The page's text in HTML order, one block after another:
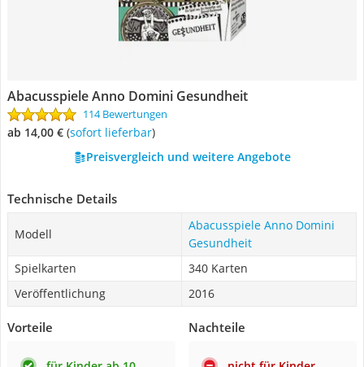
Abacusspiele Anno Domini Gesundheit
114 Bewertungen
ab 14,00 € ( Sofort lieferbar)
Preisvergleich und weitere Angebote
Technische Details
Modell
Abacusspiele Anno Domini
Gesundheit
Spielkarten
340 Karten
Veröffentlichung
2016
Vorteile Nachteile